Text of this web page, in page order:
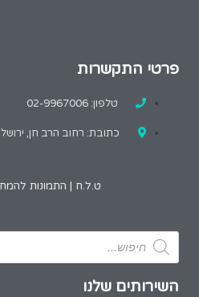
פרטי התקשרות
טלפון: 02-9967006
כתובת: רחוב הרב חן,
ט.ל.ח | התמונות
השירותים שלנו